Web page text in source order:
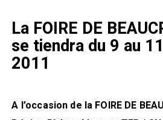
La FOIRE DE
se tiendra du 9 au
2011
A l’occasion de la FOIRE DE